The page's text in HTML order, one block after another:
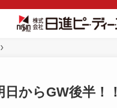
日からGW後半！！